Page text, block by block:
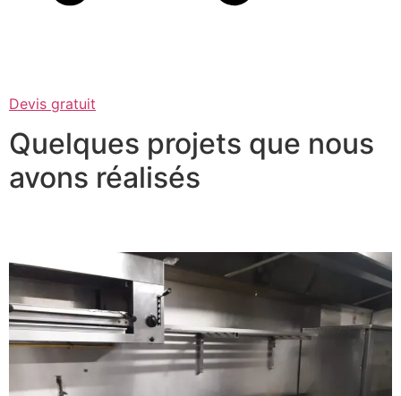
Devis gratuit
Quelques projets que nous
avons réalisés